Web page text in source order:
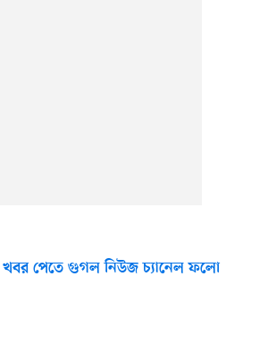
পেতে গুগল নিউজ চ্যানেল ফলো